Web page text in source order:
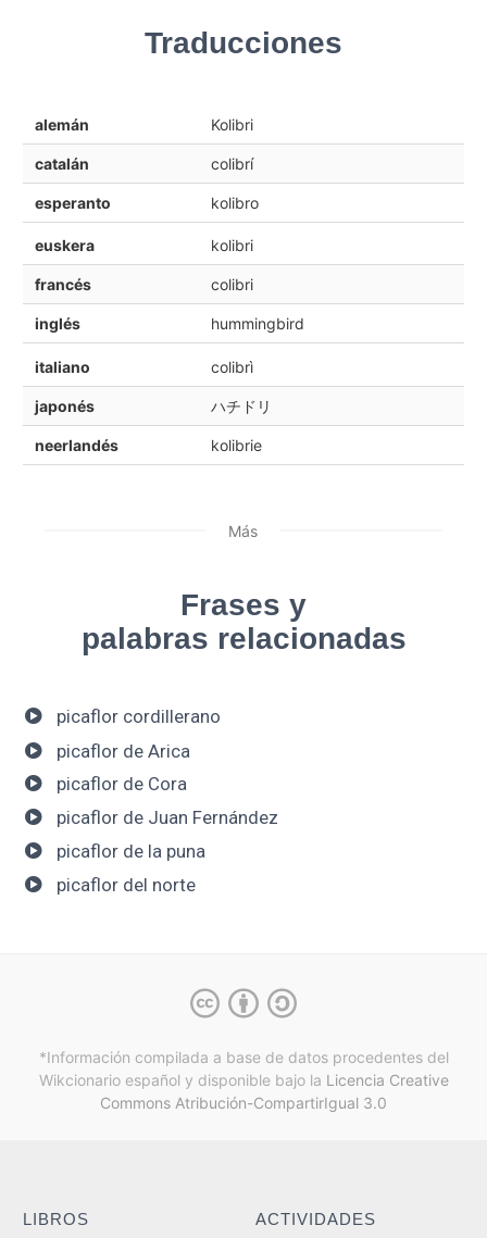
Traducciones
alemán Kolibri
catalán colibrí
esperanto kolibro
euskera kolibri
francés colibri
inglés hummingbird
italiano colibrì
japonés ハチドリ
neerlandés kolibrie
Más
Frases y
palabras relacionadas
picaflor cordillerano
picaflor de Arica
picaflor de Cora
picaflor de Juan Fernández
picaflor de la puna
picaflor del norte
*Información compilada a base de datos procedentes del
Wikcionario español y disponible bajo la Licencia Creative
Commons Atribución-CompartirIgual 3.0
LIBROS ACTIVIDADES